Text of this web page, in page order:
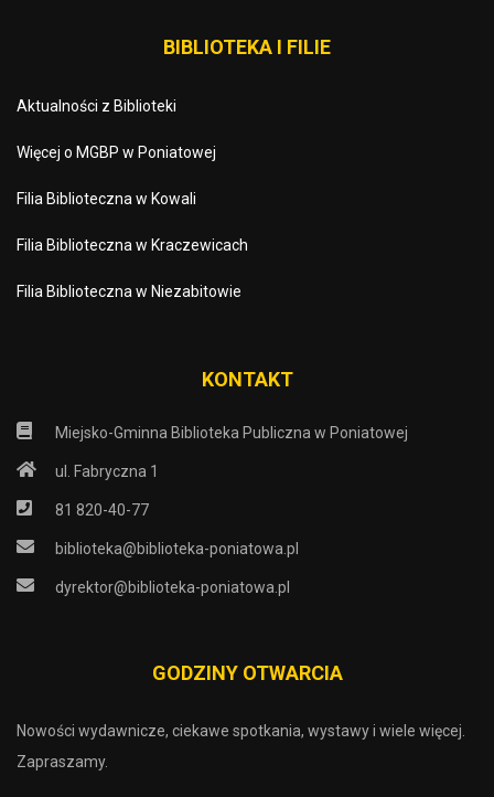
BIBLIOTEKA I FILIE
Aktualności z Biblioteki
Więcej o MGBP w Poniatowej
Filia Biblioteczna w Kowali
Filia Biblioteczna w Kraczewicach
Filia Biblioteczna w Niezabitowie
KONTAKT
Miejsko-Gminna Biblioteka Publiczna w Poniatowej
ul. Fabryczna 1
81 820-40-77
biblioteka@biblioteka-poniatowa.pl
dyrektor@biblioteka-poniatowa.pl
GODZINY OTWARCIA
Nowości wydawnicze, ciekawe spotkania, wystawy i wiele więcej.
Zapraszamy.